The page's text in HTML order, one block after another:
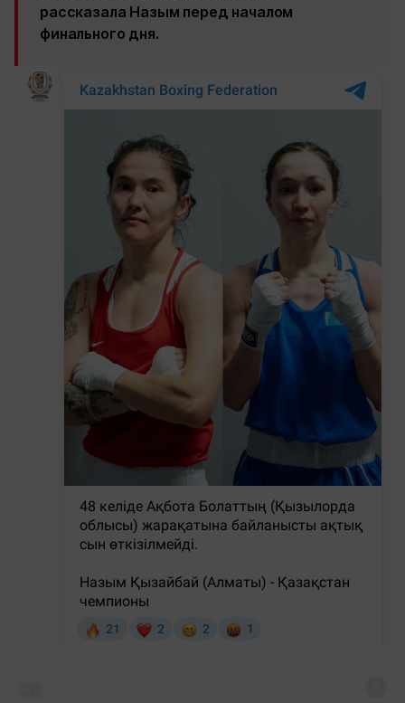
рассказала Назым перед началом
финального дня.